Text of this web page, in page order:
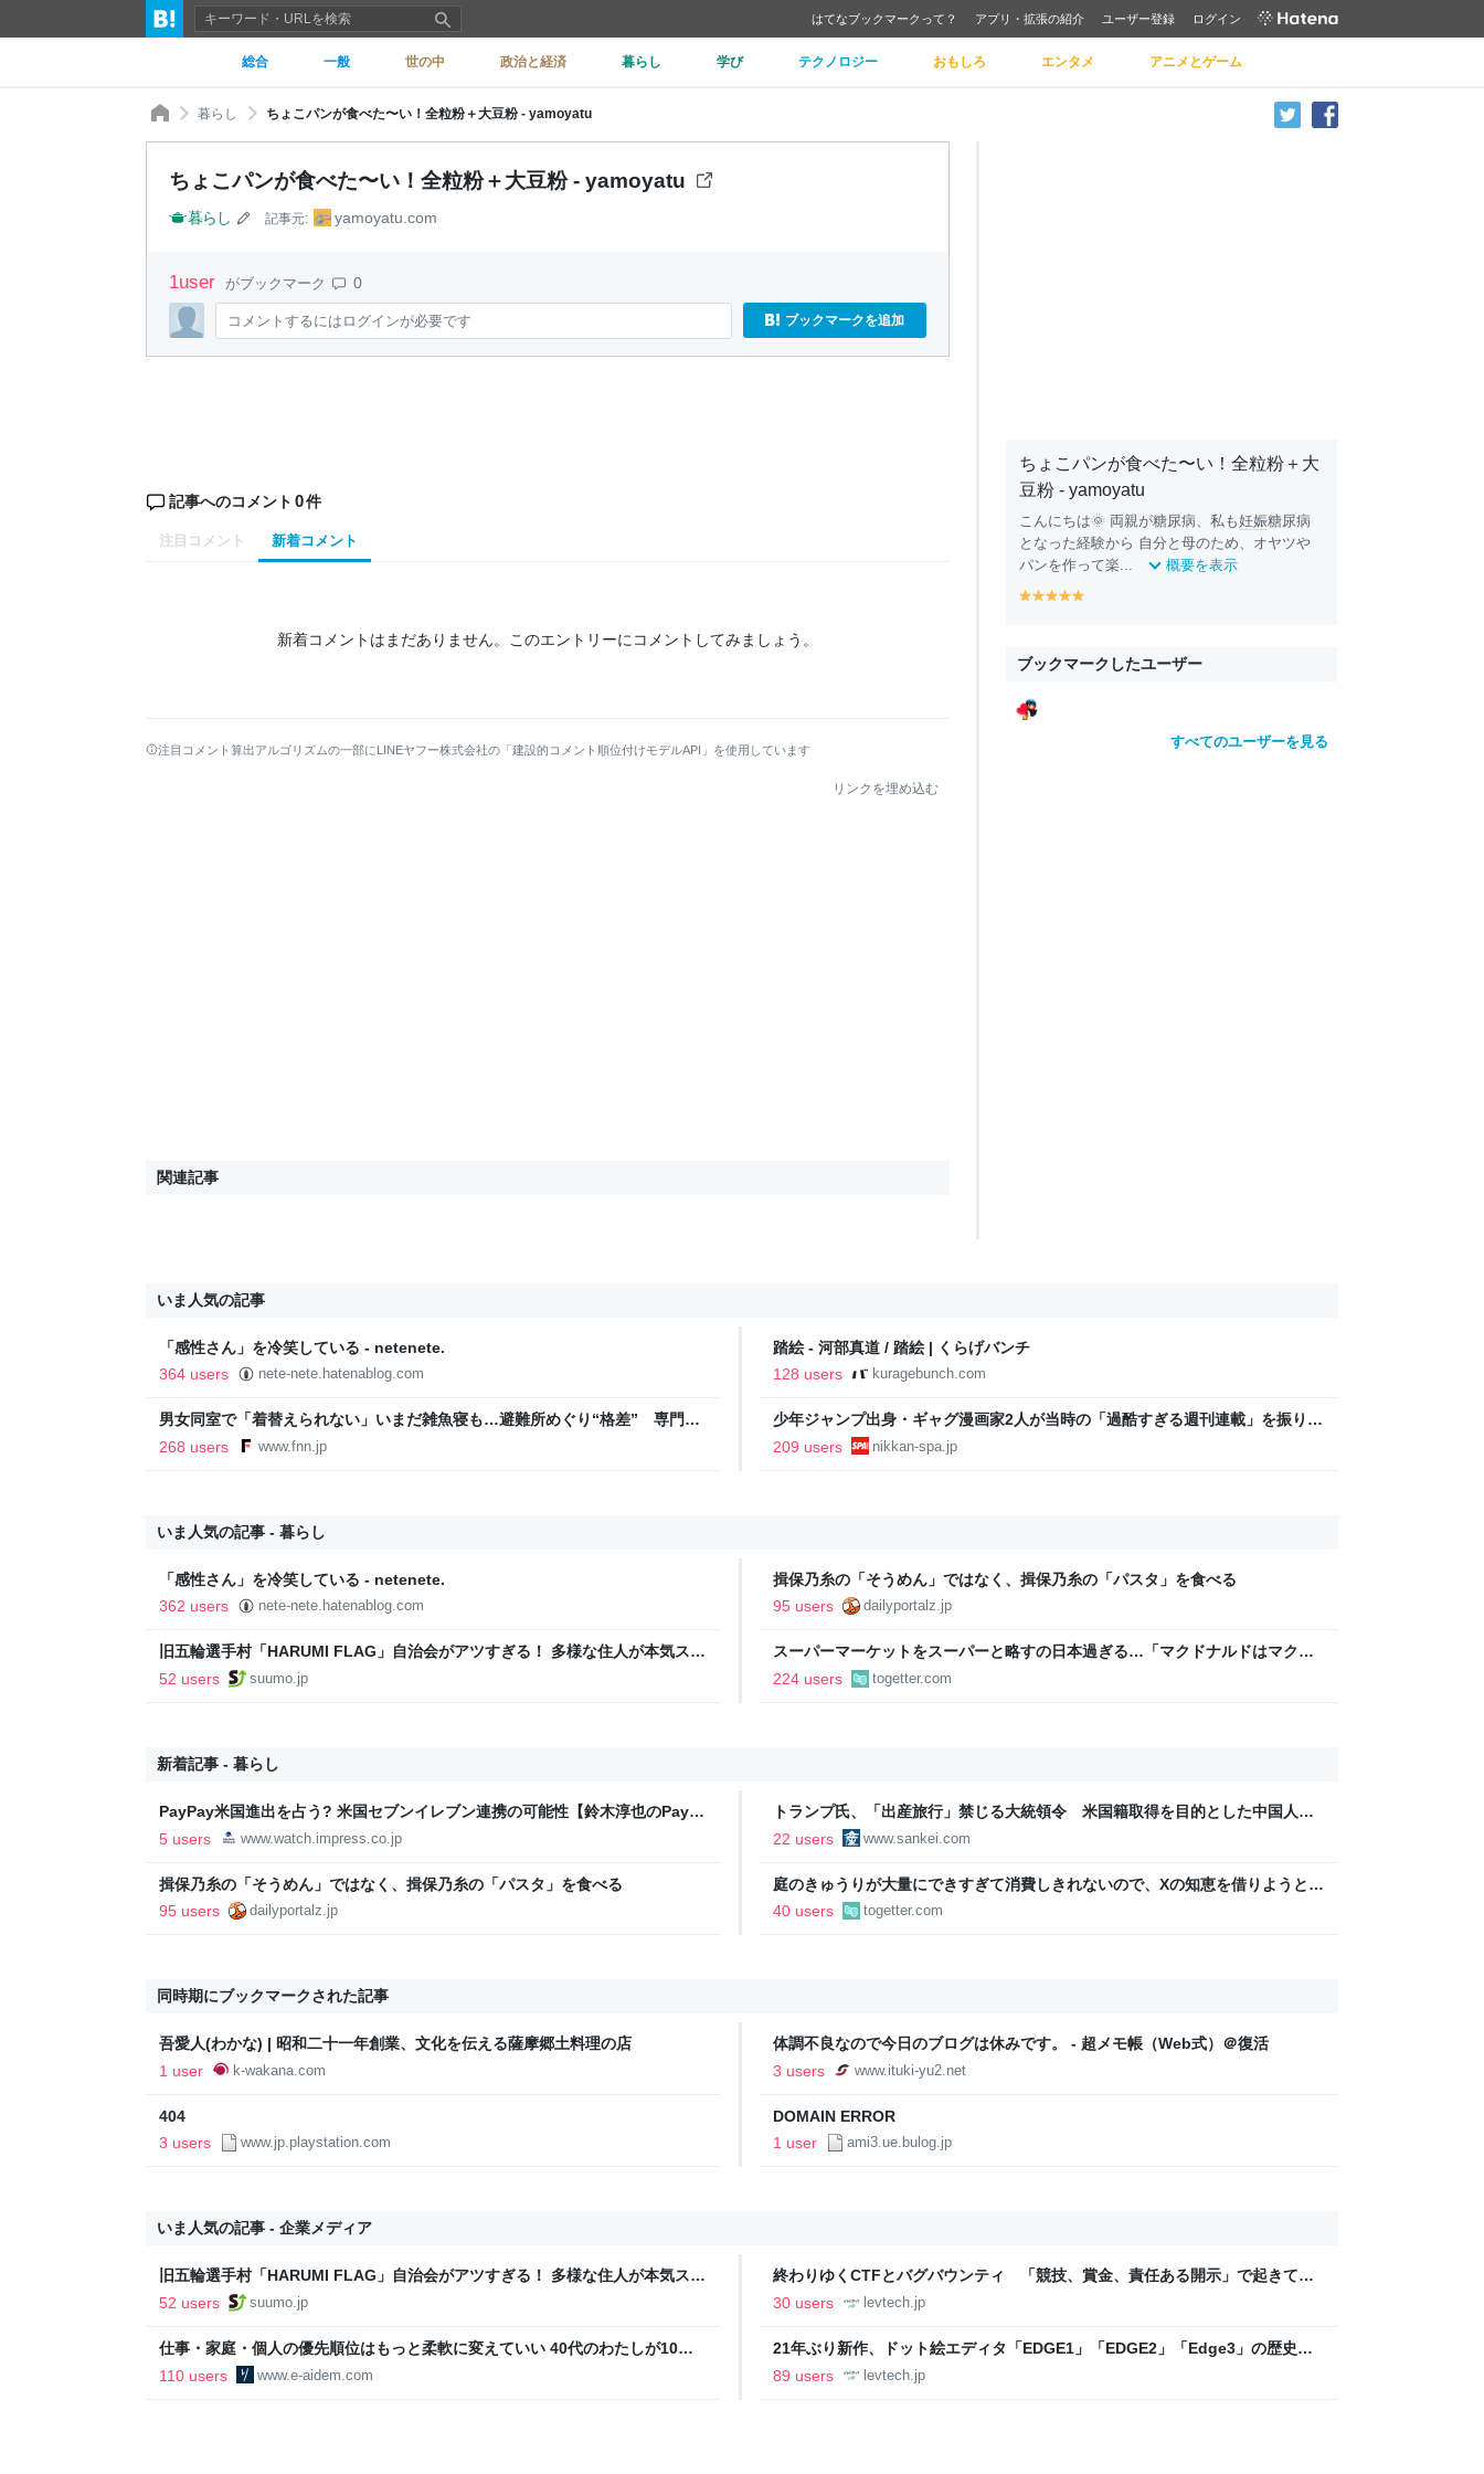
はてなブックマークって？ アプリ・拡張の紹介 ユーザー登録 ログイン
総合 一般 世の中 政治と経済 暮らし 学び テクノロジー おもしろ エンタメ アニメとゲーム
暮らし ちょこパンが食べた〜い！全粒粉＋大豆粉 - yamoyatu
ちょこパンが食べた〜い！全粒粉＋大豆粉 - yamoyatu
暮らし 記事元: yamoyatu.com
1user がブックマーク 0
コメントするにはログインが必要です ブックマークを追加
記事へのコメント 0件
注目コメント 新着コメント
新着コメントはまだありません。 このエントリーにコメントしてみましょう。
注目コメント算出アルゴリズムの一部にLINEヤフー株式会社の「建設的コメント順位付けモデルAPI」を使用しています
リンクを埋め込む
関連記事
ちょこパンが食べた〜い！全粒粉＋大
豆粉 - yamoyatu
こんにちは🌞 両親が糖尿病、私も妊娠糖尿病
となった経験から 自分と母のため、オヤツや
パンを作って楽...
概要を表示
y
o
y
o
y
o
y
oo
ブックマークしたユーザー
すべてのユーザーを見る
いま人気の記事
「感性さん」を冷笑している - netenete.
364 users
nete-nete.hatenablog.com
踏絵 - 河部真道 / 踏絵 | くらげバンチ
128 users
kuragebunch.com
男女同室で「着替えられない」いまだ雑魚寝も…避難所めぐり“格差” 専門家
「標準化されていない」 令和8年熊本地震｜FNNプライムオンライン
268 users www.fnn.jp
少年ジャンプ出身・ギャグ漫画家2人が当時の「過酷すぎる週刊連載」を振り返
る。「ヘルニアで入院しても原稿は落とさない」ストイックな舞台裏 | 日刊
209 users nikkan-spa.jp
いま人気の記事 - 暮らし
「感性さん」を冷笑している - netenete.
362 users
nete-nete.hatenablog.com
揖保乃糸の「そうめん」ではなく、揖保乃糸の「パスタ」を食べる
95 users
dailyportalz.jp
旧五輪選手村「HARUMI FLAG」自治会がアツすぎる！ 多様な住人が本気スキ
ルで挑む、盆踊り2万人集客や交通改善など“街の価値向上”戦略 東京・中央
52 users suumo.jp
スーパーマーケットをスーパーと略すの日本過ぎる…「マクドナルドはマクド
であるべき」「海外でもある」など
224 users togetter.com
新着記事 - 暮らし
PayPay米国進出を占う? 米国セブンイレブン連携の可能性【鈴木淳也のPay
Attention】
5 users www.watch.impress.co.jp
トランプ氏、「出産旅行」禁じる大統領令 米国籍取得を目的とした中国人ら
の渡米を問題視
22 users www.sankei.com
揖保乃糸の「そうめん」ではなく、揖保乃糸の「パスタ」を食べる
95 users
dailyportalz.jp
庭のきゅうりが大量にできすぎて消費しきれないので、Xの知恵を借りようと
「きゅうりレシピ」をたくさん集めることにした
40 users togetter.com
同時期にブックマークされた記事
吾愛人(わかな) | 昭和二十一年創業、文化を伝える薩摩郷土料理の店
1 user
k-wakana.com
体調不良なので今日のブログは休みです。 - 超メモ帳（Web式）＠復活
3 users
www.ituki-yu2.net
404
3 users
www.jp.playstation.com
DOMAIN ERROR
1 user
ami3.ue.bulog.jp
いま人気の記事 - 企業メディア
旧五輪選手村「HARUMI FLAG」自治会がアツすぎる！ 多様な住人が本気スキ
ルで挑む、盆踊り2万人集客や交通改善など“街の価値向上”戦略 東京・中央
52 users suumo.jp
終わりゆくCTFとバグバウンティ 「競技、賞金、責任ある開示」で起きてい
ること【フォーカス】 - レバテックLAB
30 users levtech.jp
仕事・家庭・個人の優先順位はもっと柔軟に変えていい 40代のわたしが10年
後の自分に伝えたいこと - りっすん by イーアイデム
110 users www.e-aidem.com
21年ぶり新作、ドット絵エディタ「EDGE1」「EDGE2」「Edge3」の歴史に
ついて作者に聞く【フォーカス】 - レバテックLAB
89 users levtech.jp